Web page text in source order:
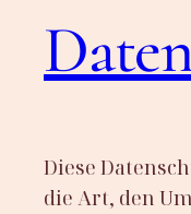
Diese
die Art, den